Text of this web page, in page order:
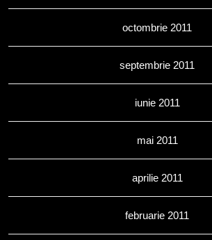
octombrie 2011
septembrie 2011
iunie 2011
mai 2011
aprilie 2011
februarie 2011